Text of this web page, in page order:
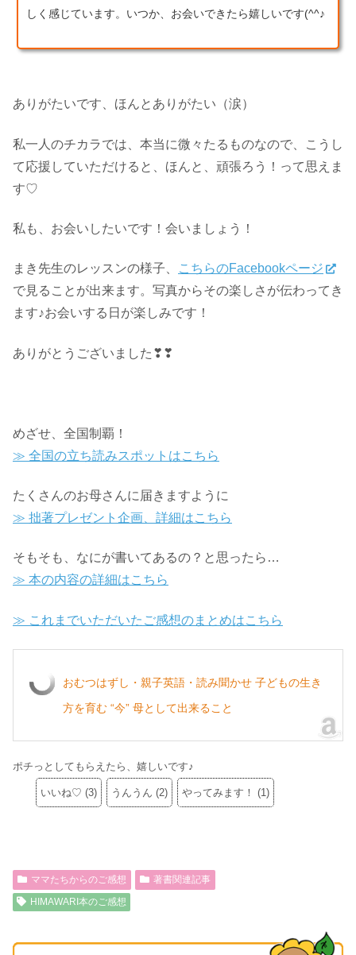
しく感じています。いつか、お会いできたら嬉しいです(^^♪
ありがたいです、ほんとありがたい（涙）
私一人のチカラでは、本当に微々たるものなので、こうし
て応援していただけると、ほんと、頑張ろう！って思えま
す♡
私も、お会いしたいです！会いましょう！
まき先生のレッスンの様子、
こちらのFacebookページ
で見ることが出来ます。写真からその楽しさが伝わってき
ます♪お会いする日が楽しみです！
ありがとうございました❣❣
めざせ、全国制覇！
≫ 全国の立ち読みスポットはこちら
たくさんのお母さんに届きますように
≫ 拙著プレゼント企画、詳細はこちら
そもそも、なにが書いてあるの？と思ったら…
≫ 本の内容の詳細はこちら
≫ これまでいただいたご感想のまとめはこちら
おむつはずし・親子英語・読み聞かせ 子どもの生き
方を育む “今” 母として出来ること
ポチっとしてもらえたら、嬉しいです♪
いいね♡ (3) うんうん (2) やってみます！ (1)
ママたちからのご感想
著書関連記事
HIMAWARI本のご感想